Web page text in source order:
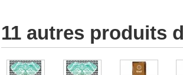
11 autres produits